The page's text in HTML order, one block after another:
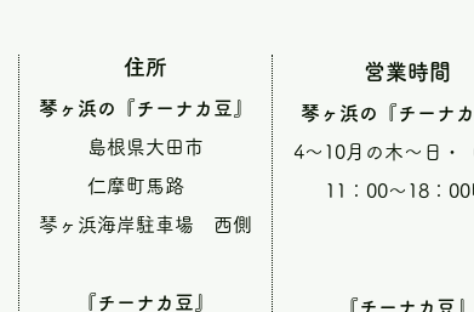
住所
琴ヶ浜の『チーナカ豆』
島根県大田市
仁摩町馬路
琴ヶ浜海岸駐車場 西側
『チーナカ豆』
営業時間
琴ヶ浜の『チーナカ
4～10月の木～日・
11：00～18：00
『チーナカ豆』